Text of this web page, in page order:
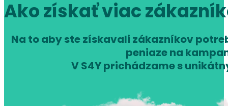
Ako získať viac
Na to aby ste získavali zákazníkov
peniaze na
V S4Y prichádzame s